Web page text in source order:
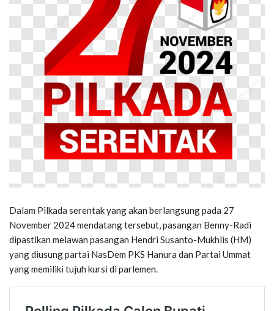
Dalam Pilkada serentak yang akan berlangsung pada 27
November 2024 mendatang tersebut, pasangan Benny-Radi
dipastikan melawan pasangan Hendri Susanto-Mukhlis (HM)
yang diusung partai NasDem PKS Hanura dan Partai Ummat
yang memiliki tujuh kursi di parlemen.